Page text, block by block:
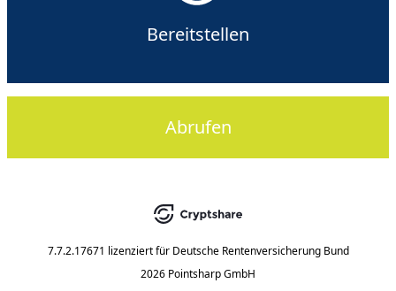
Bereitstellen
Abrufen
7.7.2.17671 lizenziert für Deutsche Rentenversicherung Bund
2026 Pointsharp GmbH